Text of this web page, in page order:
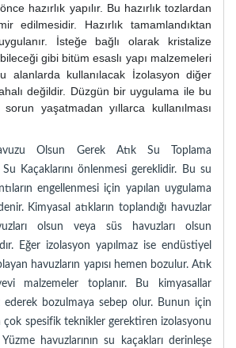
hazırlık yapılır. Bu hazırlık tozlardan
edilmesidir. Hazırlık tamamlandıktan
İsteğe bağlı olarak kristalize
gibi bitüm esaslı yapı malzemeleri
alanlarda kullanılacak İzolasyon diğer
değildir. Düzgün bir uygulama ile bu
yaşatmadan yıllarca kullanılması
Olsun Gerek Atık Su Toplama
Kaçaklarını önlenmesi gereklidir. Bu su
engellenmesi için yapılan uygulama
Kimyasal atıkların toplandığı havuzlar
olsun veya süs havuzları olsun
Eğer izolasyon yapılmaz ise endüstiyel
havuzların yapısı hemen bozulur. Atık
malzemeler toplanır. Bu kimyasallar
ederek bozulmaya sebep olur. Bunun için
çok spesifik teknikler gerektiren izolasyonu
Yüzme havuzlarının su kaçakları derinleşe